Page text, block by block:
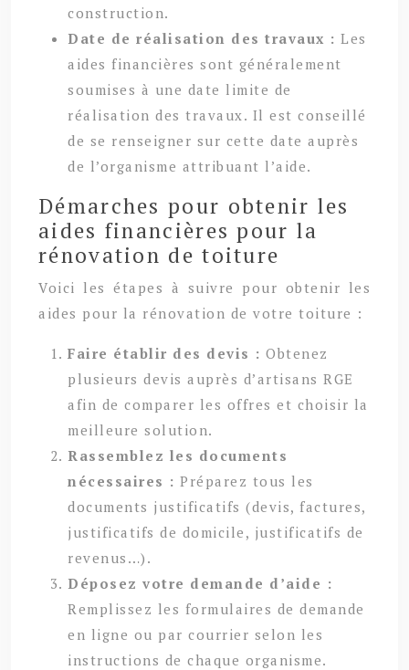
construction.
Date de réalisation des travaux : Les
aides financières sont généralement
soumises à une date limite de
réalisation des travaux. Il est conseillé
de se renseigner sur cette date auprès
de l’organisme attribuant l’aide.
Démarches pour obtenir les
aides financières pour la
rénovation de toiture
Voici les étapes à suivre pour obtenir les
aides pour la rénovation de votre toiture :
Faire établir des devis : Obtenez
plusieurs devis auprès d’artisans RGE
afin de comparer les offres et choisir la
meilleure solution.
Rassemblez les documents
nécessaires : Préparez tous les
documents justificatifs (devis, factures,
justificatifs de domicile, justificatifs de
revenus…).
Déposez votre demande d’aide :
Remplissez les formulaires de demande
en ligne ou par courrier selon les
instructions de chaque organisme.